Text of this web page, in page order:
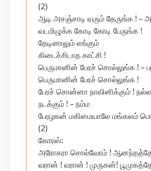
(2)
ஆடி அசஞ்சாடி வரும் தேருங்க ! –
வடமிழுக்க கோடி கோடி பேருங்க !
தேடினாலும் எங்கும்
கிடைச்சிடாத காட்சி !
பெருமானின் பேரச் சொல்லுங்க ! –
பெருமானின் பேரச் சொல்லுங்க !
பேரச் சொன்னா நாவினிக்கும் !
நடக்கும் ! – நம்ம‌
பேரழகன் மகிமையாலே மங்கலம்
(2)
கோரஸ்:
அரோகரா சொல்வோம் !
வரான் ! வரான் ! முருகன்!